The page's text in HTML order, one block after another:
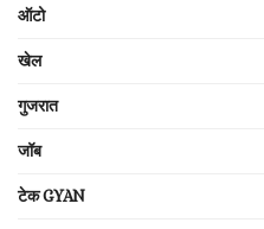
ऑटो
खेल
गुजरात
जॉब
टेक GYAN